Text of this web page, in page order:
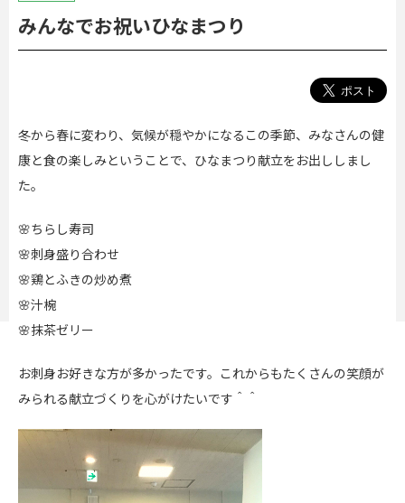
みんなでお祝いひなまつり
冬から春に変わり、気候が穏やかになるこの季節、みなさんの健
康と食の楽しみということで、ひなまつり献立をお出ししまし
た。
🌸ちらし寿司
🌸刺身盛り合わせ
🌸鶏とふきの炒め煮
🌸汁椀
🌸抹茶ゼリー
お刺身お好きな方が多かったです。これからもたくさんの笑顔が
みられる献立づくりを心がけたいです＾＾